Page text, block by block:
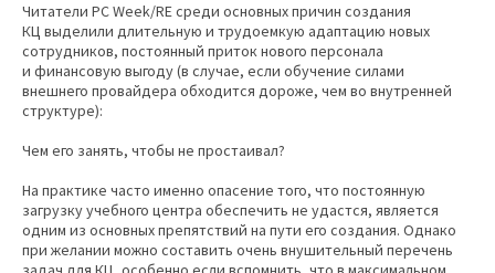
Читатели PC Week/RE среди основных причин создания
КЦ выделили длительную и трудоемкую адаптацию новых
сотрудников, постоянный приток нового персонала
и финансовую выгоду (в случае, если обучение силами
внешнего провайдера обходится дороже, чем во внутренней
структуре):
Чем его занять, чтобы не простаивал?
На практике часто именно опасение того, что постоянную
загрузку учебного центра обеспечить не удастся, является
одним из основных препятствий на пути его создания. Однако
при желании можно составить очень внушительный перечень